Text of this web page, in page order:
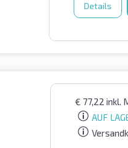
Details
€ 77,22 inkl.
AUF